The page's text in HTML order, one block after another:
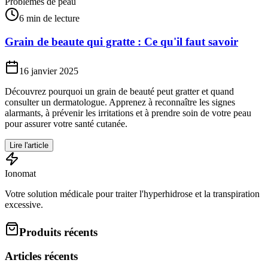
6 min de lecture
Grain de beaute qui gratte : Ce qu'il faut savoir
16 janvier 2025
Découvrez pourquoi un grain de beauté peut gratter et quand
consulter un dermatologue. Apprenez à reconnaître les signes
alarmants, à prévenir les irritations et à prendre soin de votre peau
pour assurer votre santé cutanée.
Lire l'article
Ionomat
Votre solution médicale pour traiter l'hyperhidrose et la transpiration
excessive.
Produits récents
Articles récents